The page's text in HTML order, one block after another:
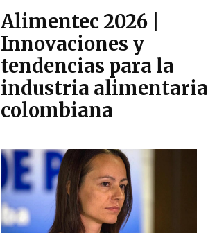
Alimentec 2026 |
Innovaciones y
tendencias para la
industria alimentaria
colombiana